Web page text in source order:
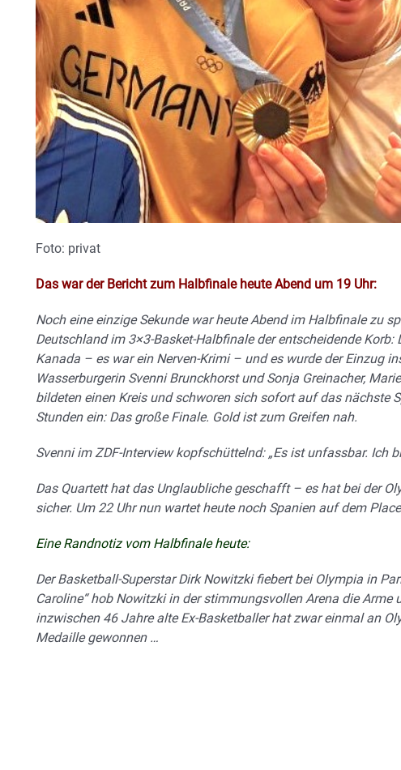
Foto: privat
Das war der Bericht zum Halbfinale heute Abend um 19 Uhr:
Noch eine einzige Sekunde war heute Abend im Halbfinale zu
Deutschland im 3×3-Basket-Halbfinale der entscheidende Korb:
Kanada – es war ein Nerven-Krimi – und es wurde der Einzug
Wasserburgerin Svenni Brunckhorst und Sonja Greinacher,
bildeten einen Kreis und schworen sich sofort auf das nächste
Stunden ein: Das große Finale. Gold ist zum Greifen nah.
Svenni im ZDF-Interview kopfschüttelnd: „Es ist unfassbar. Ich
Das Quartett hat das Unglaubliche geschafft – es hat bei der
sicher. Um 22 Uhr nun wartet heute noch Spanien auf dem
Eine Randnotiz vom Halbfinale heute:
Der Basketball-Superstar Dirk Nowitzki fiebert bei Olympia in
Caroline“ hob Nowitzki in der stimmungsvollen Arena die Arme
inzwischen 46 Jahre alte Ex-Basketballer hat zwar einmal an
Medaille gewonnen …